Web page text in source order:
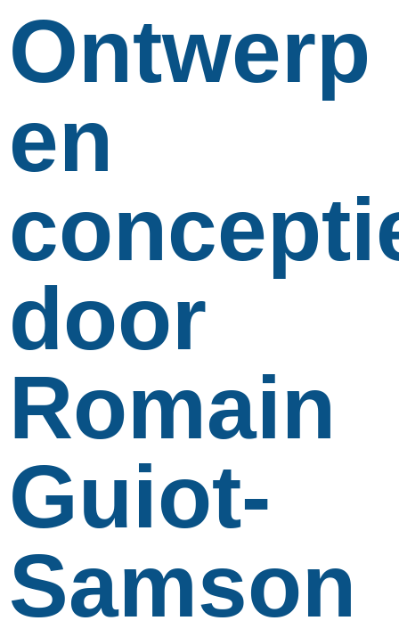
Ontwerp
en
door
Romain
Guiot-
Samson